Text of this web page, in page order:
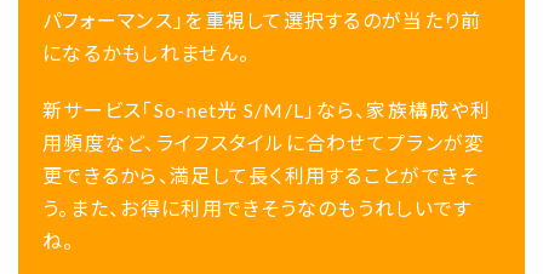
パフォーマンス」を重視して選択するのが当たり前
になるかもしれません。
新サービス「So-net光 S/M/L」なら、家族構成や利
用頻度など、ライフスタイルに合わせてプランが変
更できるから、満足して長く利用することができそ
う。また、お得に利用できそうなのもうれしいです
ね。